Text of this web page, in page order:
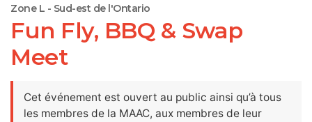
Zone L - Sud-est de l'Ontario
Fun Fly, BBQ & Swap
Meet
Cet événement est ouvert au public ainsi qu’à tous
les membres de la MAAC, aux membres de leur